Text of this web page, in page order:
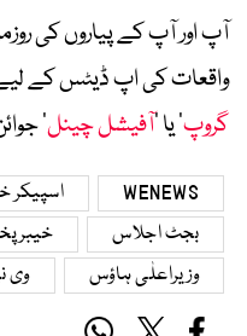
آپ اور آپ کے پیاروں کی
واقعات کی اپ ڈیٹس کے لیے
گروپ‘ یا ’آفیشل چینل‘
WENEWS
اسپیکر
بجٹ اجلاس
وزیراعلٰی ہاؤس
وی